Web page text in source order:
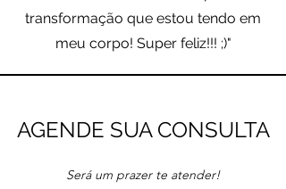
transformação que estou tendo em
meu corpo! Super feliz!!! ;)"
AGENDE SUA CONSULTA
Será um prazer te atender!